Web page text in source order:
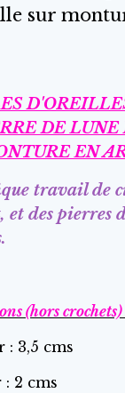
sur
DE
EN
travail de
et des pierres
(hors crochets)
: 3,5 cms
2 cms